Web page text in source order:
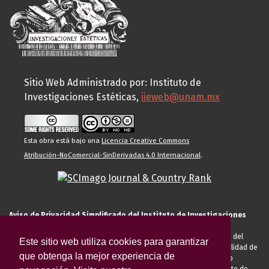
Este sitio web utiliza cookies para garantizar
que obtenga la mejor experiencia de
Sitio Web Administrado por: Instituto de
Investigaciones Estéticas, iieweb@unam.mx
Esta obra está bajo una Licencia Creative Commons
Atribución-NoComercial-SinDerivadas 4.0 Internacional.
Aviso de Privacidad Simplificado del Instituto de Investigaciones
El Instituto de Investigaciones Estéticas de la UNAM, es responsable del
tratamiento de sus datos personales para el registro de usted en calidad de
alumno, docente, personal de la entidad académica, conferencista o